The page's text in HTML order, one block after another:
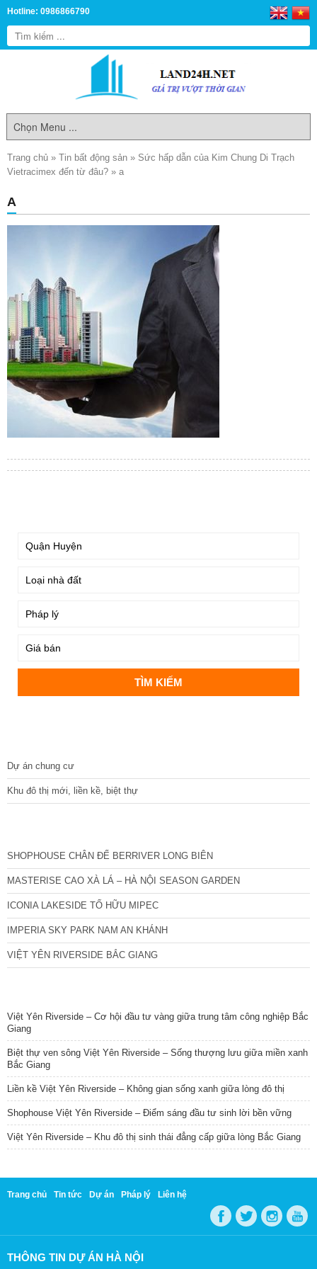
Hotline: 0986866790
Trang chủ » Tin bất động sản » Sức hấp dẫn của Kim Chung Di Trạch
Vietracimex đến từ đâu? » a
A
Dự án chung cư
Khu đô thị mới, liền kề, biệt thự
SHOPHOUSE CHÂN ĐẾ BERRIVER LONG BIÊN
MASTERISE CAO XÀ LÁ – HÀ NỘI SEASON GARDEN
ICONIA LAKESIDE TỐ HỮU MIPEC
IMPERIA SKY PARK NAM AN KHÁNH
VIỆT YÊN RIVERSIDE BẮC GIANG
Việt Yên Riverside – Cơ hội đầu tư vàng giữa trung tâm công nghiệp Bắc
Giang
Biệt thự ven sông Việt Yên Riverside – Sống thượng lưu giữa miền xanh
Bắc Giang
Liền kề Việt Yên Riverside – Không gian sống xanh giữa lòng đô thị
Shophouse Việt Yên Riverside – Điểm sáng đầu tư sinh lời bền vững
Việt Yên Riverside – Khu đô thị sinh thái đẳng cấp giữa lòng Bắc Giang
Trang chủ Tin tức Dự án Pháp lý Liên hệ
THÔNG TIN DỰ ÁN HÀ NỘI